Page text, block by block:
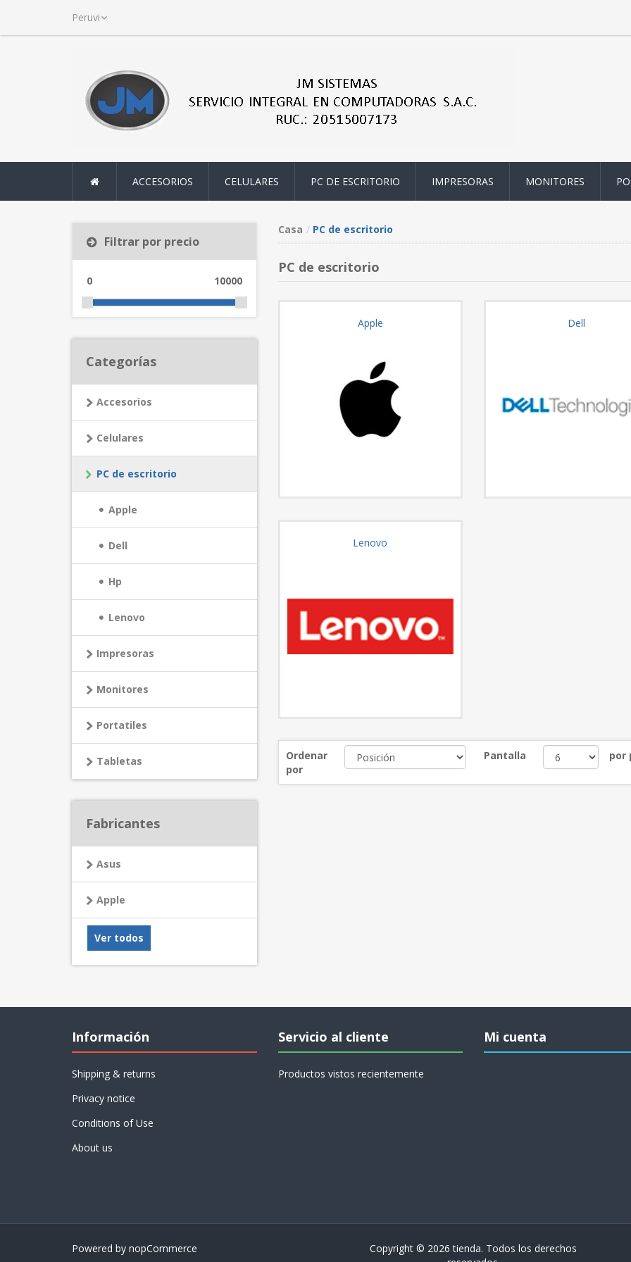
ACCESORIOS CELULARES PC DE ESCRITORIO IMPRESORAS MONITORES
Casa PC de escritorio
PC de escritorio
Apple Dell
Lenovo
Ordenar
por
Pantalla por
Filtrar por precio
0 10000
Categorías
Accesorios
Celulares
PC de escritorio
Apple
Dell
Hp
Lenovo
Impresoras
Monitores
Portatiles
Tabletas
Fabricantes
Asus
Apple
Ver todos
Información
Shipping & returns
Privacy notice
Conditions of Use
About us
Servicio al cliente
Productos vistos recientemente
Mi cuenta
Powered by nopCommerce
Copyright © 2026 tienda. Todos los derechos